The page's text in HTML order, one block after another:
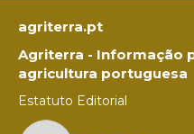
agriterra.pt
Agriterra - Informação
agricultura portuguesa
Estatuto Editorial